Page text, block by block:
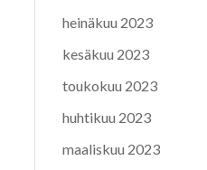
heinäkuu 2023
kesäkuu 2023
toukokuu 2023
huhtikuu 2023
maaliskuu 2023